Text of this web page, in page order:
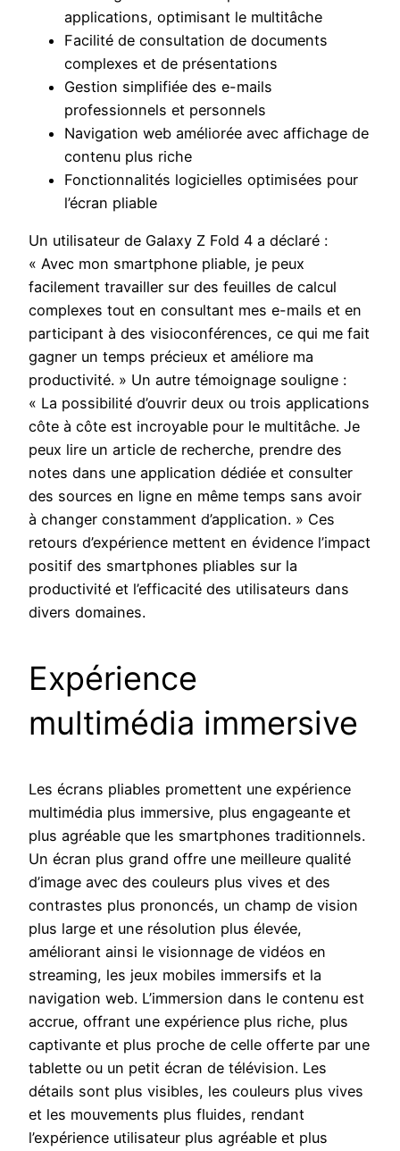
applications, optimisant le multitâche
Facilité de consultation de documents
complexes et de présentations
Gestion simplifiée des e-mails
professionnels et personnels
Navigation web améliorée avec affichage de
contenu plus riche
Fonctionnalités logicielles optimisées pour
l’écran pliable
Un utilisateur de Galaxy Z Fold 4 a déclaré :
« Avec mon smartphone pliable, je peux
facilement travailler sur des feuilles de calcul
complexes tout en consultant mes e-mails et en
participant à des visioconférences, ce qui me fait
gagner un temps précieux et améliore ma
productivité. » Un autre témoignage souligne :
« La possibilité d’ouvrir deux ou trois applications
côte à côte est incroyable pour le multitâche. Je
peux lire un article de recherche, prendre des
notes dans une application dédiée et consulter
des sources en ligne en même temps sans avoir
à changer constamment d’application. » Ces
retours d’expérience mettent en évidence l’impact
positif des smartphones pliables sur la
productivité et l’efficacité des utilisateurs dans
divers domaines.
Expérience
multimédia immersive
Les écrans pliables promettent une expérience
multimédia plus immersive, plus engageante et
plus agréable que les smartphones traditionnels.
Un écran plus grand offre une meilleure qualité
d’image avec des couleurs plus vives et des
contrastes plus prononcés, un champ de vision
plus large et une résolution plus élevée,
améliorant ainsi le visionnage de vidéos en
streaming, les jeux mobiles immersifs et la
navigation web. L’immersion dans le contenu est
accrue, offrant une expérience plus riche, plus
captivante et plus proche de celle offerte par une
tablette ou un petit écran de télévision. Les
détails sont plus visibles, les couleurs plus vives
et les mouvements plus fluides, rendant
l’expérience utilisateur plus agréable et plus